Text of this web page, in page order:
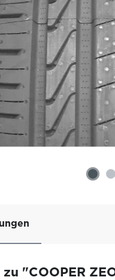
"COOPER